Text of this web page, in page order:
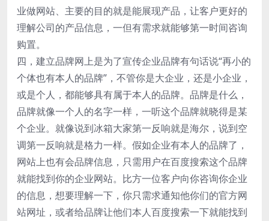
业做网站、主要的目的就是能展现产品，让客户更好的
理解公司的产品信息，一但有需求就能够第一时间咨询
购置。
四，建立品牌网上是为了宣传企业品牌有句话说“再小的
个体也有本人的品牌”，不管你是大企业，还是小企业，
或是个人，都能够具有属于本人的品牌。品牌是什么，
品牌就像一个人的名字一样，一听这个品牌就晓得是某
个企业。就像说到冰箱大家第一反响就是海尔，说到空
调第一反响就是格力一样。假如企业有本人的品牌了，
网站上也有会品牌信息，只需用户在百度搜索这个品牌
就能找到你的企业网站。比方一位客户向你咨询你企业
的信息，想要理解一下，你只需求通知他你们的官方网
站网址，或者给品牌让他们本人百度搜索一下就能找到